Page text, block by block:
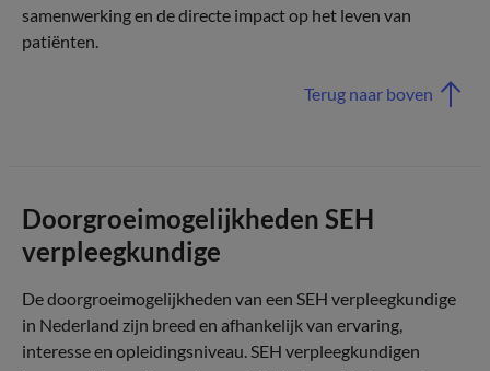
samenwerking en de directe impact op het leven van
patiënten.
Terug naar boven
Doorgroeimogelijkheden SEH
verpleegkundige
De doorgroeimogelijkheden van een SEH verpleegkundige
in Nederland zijn breed en afhankelijk van ervaring,
interesse en opleidingsniveau. SEH verpleegkundigen